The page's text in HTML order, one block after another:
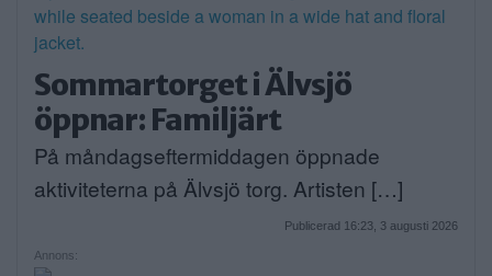
Sommartorget i Älvsjö
öppnar: Familjärt
På måndagseftermiddagen öppnade
aktiviteterna på Älvsjö torg. Artisten […]
Publicerad 16:23, 3 augusti 2026
Annons: